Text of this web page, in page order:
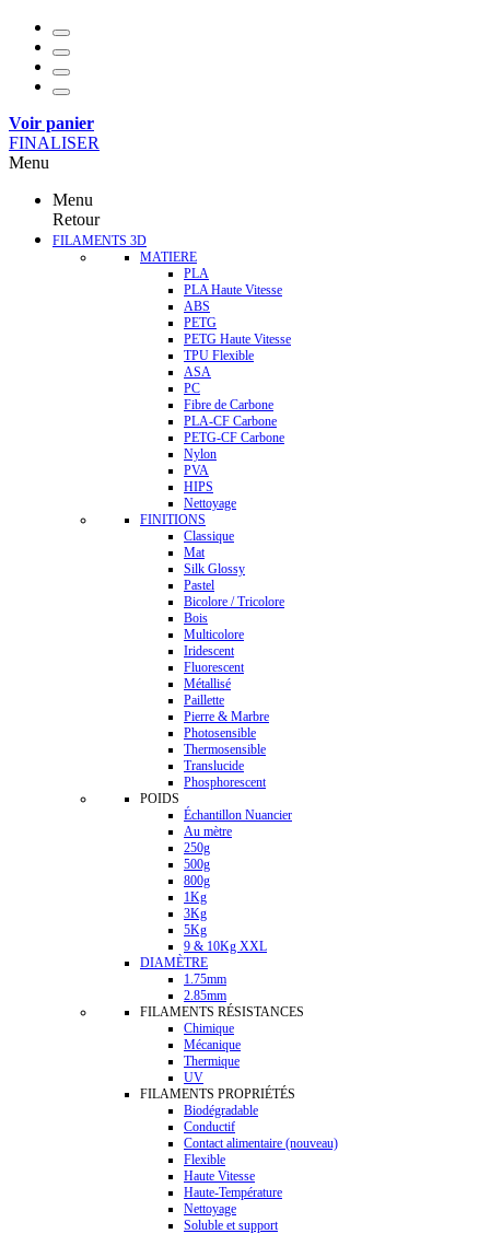
Voir panier
FINALISER
Menu
Menu
Retour
FILAMENTS 3D
MATIERE
PLA
PLA Haute Vitesse
ABS
PETG
PETG Haute Vitesse
TPU Flexible
ASA
PC
Fibre de Carbone
PLA-CF Carbone
PETG-CF Carbone
Nylon
PVA
HIPS
Nettoyage
FINITIONS
Classique
Mat
Silk Glossy
Pastel
Bicolore / Tricolore
Bois
Multicolore
Iridescent
Fluorescent
Métallisé
Paillette
Pierre & Marbre
Photosensible
Thermosensible
Translucide
Phosphorescent
POIDS
Échantillon Nuancier
Au mètre
250g
500g
800g
1Kg
3Kg
5Kg
9 & 10Kg XXL
DIAMÈTRE
1.75mm
2.85mm
FILAMENTS RÉSISTANCES
Chimique
Mécanique
Thermique
UV
FILAMENTS PROPRIÉTÉS
Biodégradable
Conductif
Contact alimentaire (nouveau)
Flexible
Haute Vitesse
Haute-Température
Nettoyage
Soluble et support